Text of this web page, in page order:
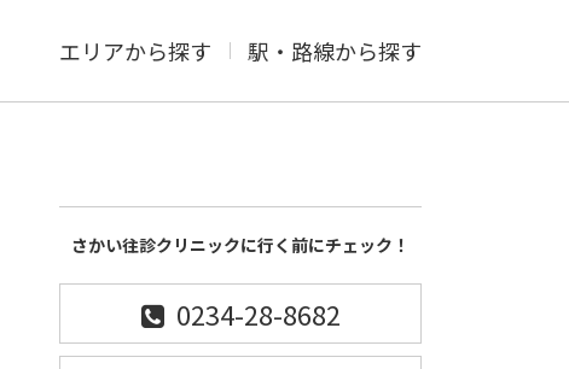
エリアから探す 駅・路線から探す
さかい往診クリニックに行く前にチェック！
0234-28-8682